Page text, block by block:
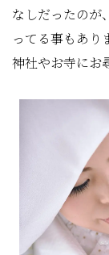
なしだったのが
ってる事もあり
神社やお寺にお